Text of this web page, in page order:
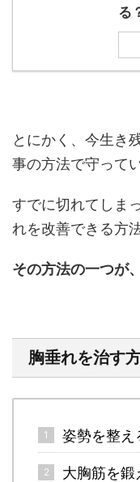
る
とにかく、今生き
事の方法で守って
すでに切れてしま
れを改善できる方
その方法の一つが
胸垂れを治す
姿勢を整え
大胸筋を鍛